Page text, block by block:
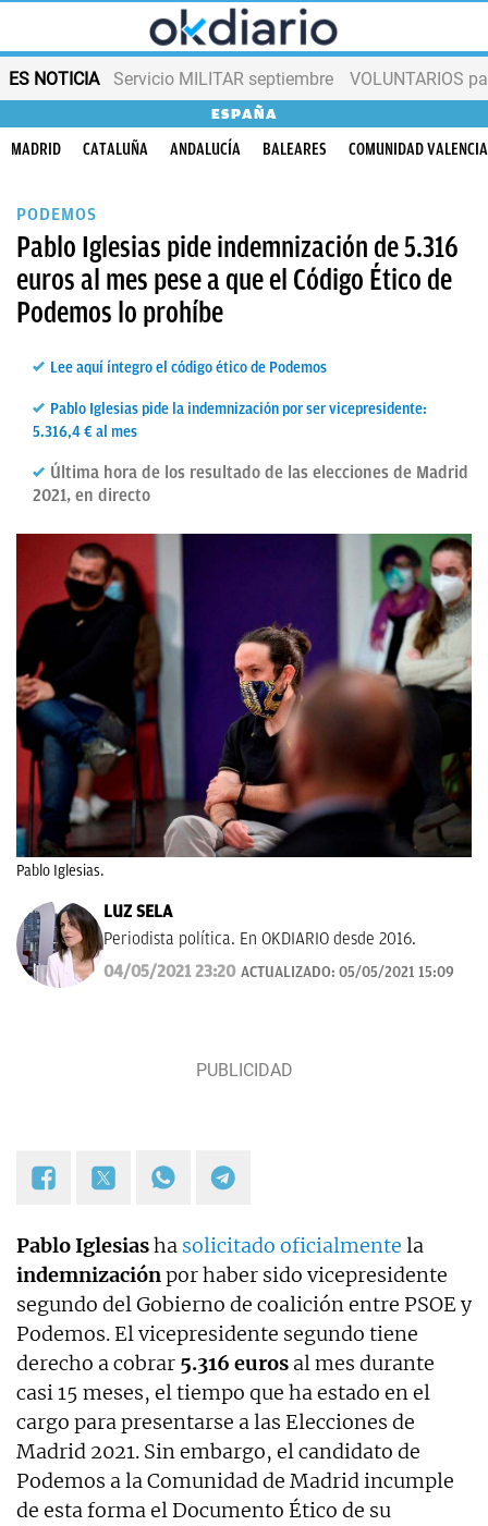
ES NOTICIA Servicio MILITAR septiembre VOLUNTARIOS
ESPAÑA
MADRID CATALUÑA ANDALUCÍA BALEARES COMUNIDAD
PODEMOS
Pablo Iglesias pide indemnización de 5.316
euros al mes pese a que el Código Ético de
Podemos lo prohíbe
Lee aquí íntegro el código ético de Podemos
Pablo Iglesias pide la indemnización por ser vicepresidente:
5.316,4 € al mes
Última hora de los resultado de las elecciones de Madrid
2021, en directo
Pablo Iglesias.
LUZ SELA
Periodista política. En OKDIARIO desde 2016.
04/05/2021 23:20 ACTUALIZADO: 05/05/2021 15:09
Pablo Iglesiasha solicitado oficialmente la
indemnizaciónpor haber sido vicepresidente
segundo del Gobierno de coalición entre PSOE y
Podemos. El vicepresidente segundo tiene
derecho a cobrar 5.316 euros al mes durante
casi 15 meses, el tiempo que ha estado en el
cargo para presentarse a las Elecciones de
Madrid 2021. Sin embargo, el candidato de
Podemos a la Comunidad de Madrid incumple
de esta forma el Documento Ético de su